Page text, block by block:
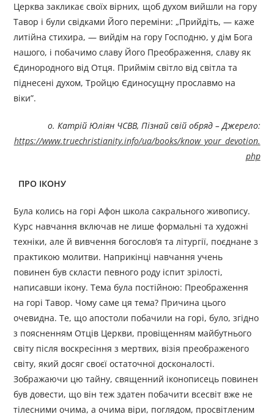
Церква закликає своїх вірних, щоб духом вийшли на гору
Тавор і були свідками Його переміни: „Прийдіть, — каже
литійна стихира, — вийдім на гору Господню, у дім Бога
нашого, і побачимо славу Його Преображення, славу як
Єдинородного від Отця. Приймім світло від світла та
піднесені духом, Тройцю Єдиносущну прославмо на
віки”.
o. Катрій Юліян ЧСВВ, Пізнай свій обряд – Джерелo:
https://www.truechristianity.info/ua/books/know_your_devotion.
php
ПРО ІКОНУ
Була колись на горі Афон школа сакрального живопису.
Курс навчання включав не лише формальні та художні
техніки, але й вивчення богослов’я та літургії, поєднане з
практикою молитви. Наприкінці навчання учень
повинен був скласти певного роду іспит зрілості,
написавши ікону. Тема була постійною: Преображення
на горі Тавор. Чому саме ця тема? Причина цього
очевидна. Те, що апостоли побачили на горі, було, згідно
з поясненням Отців Церкви, провіщенням майбутнього
світу після воскресіння з мертвих, візія преображеного
світу, який досяг своєї остаточної досконалості.
Зображаючи цю тайну, священний іконописець повинен
був довести, що він теж здатен побачити всесвіт вже не
тілесними очима, а очима віри, поглядом, просвітленим